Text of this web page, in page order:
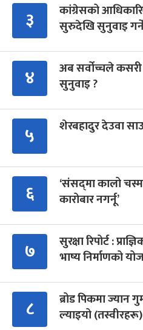
३
कांग्रेसको
सुरुदेखि सुनुवाइ
४
अब सर्वोच्चले
सुनुवाइ ?
५ शेरबहादुर देउवा
६
‘संसद्‍मा कालो
कारोबार नगर्नू’
७
सुरक्षा रिपोर्ट :
भाष्य निर्माणको
८
ब्रोड पिकमा ज्यान
ल्याइयो (तस्वीरहरू)